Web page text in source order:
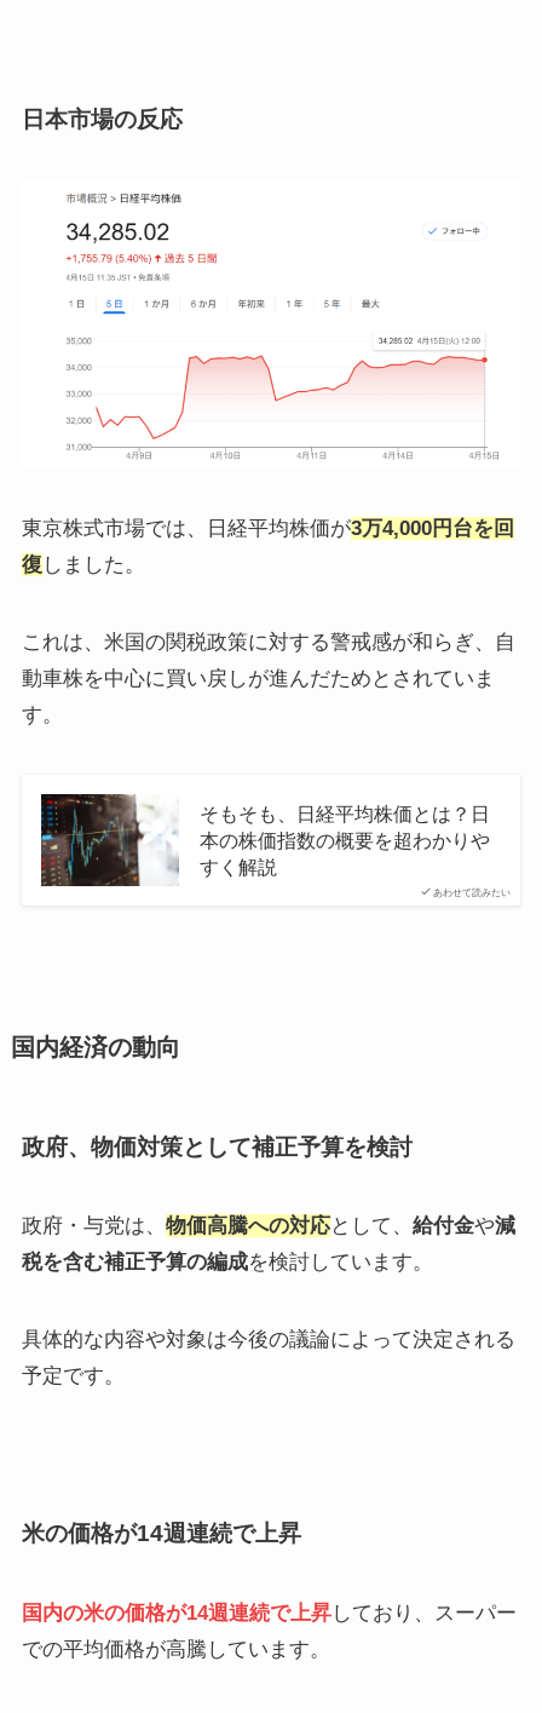
日本市場の反応
東京株式市場では、日経平均株価が3万4,000円台を回
復 しました。​
これは、米国の関税政策に対する警戒感が和らぎ、自
動車株を中心に買い戻しが進んだためとされていま
す。
あわせて読みたい
そもそも、日経平均株価とは？日
本の株価指数の概要を超わかりや
すく解説
国内経済の動向
政府、物価対策として補正予算を検討
政府・与党は、 物価高騰への対応として、 給付金や減
税を含む補正予算の編成を検討しています。
​具体的な内容や対象は今後の議論によって決定される
予定です。
米の価格が14週連続で上昇
国内の米の価格が14週連続で上昇しており、スーパー
での平均価格が高騰しています。​